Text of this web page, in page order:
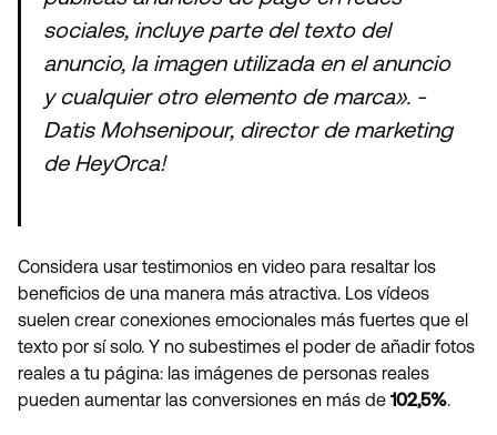
sociales, incluye parte del texto del
anuncio, la imagen utilizada en el anuncio
y cualquier otro elemento de marca». -
Datis Mohsenipour, director de marketing
de HeyOrca!
Considera usar testimonios en video para resaltar los
beneficios de una manera más atractiva. Los vídeos
suelen crear conexiones emocionales más fuertes que el
texto por sí solo. Y no subestimes el poder de añadir fotos
reales a tu página: las imágenes de personas reales
pueden aumentar las conversiones en más de 102,5%.